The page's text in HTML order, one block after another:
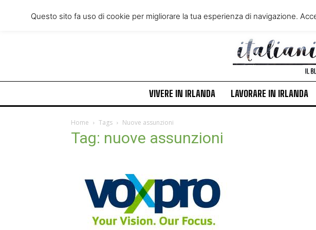
Thursday, August 6, 2026
VIVERE IN IRLANDA LAVORARE IN IRLANDA
Home Tags Nuove assunzioni
Tag: nuove assunzioni
Questo sito fa uso di cookie per migliorare la tua esperienza di navigazione.